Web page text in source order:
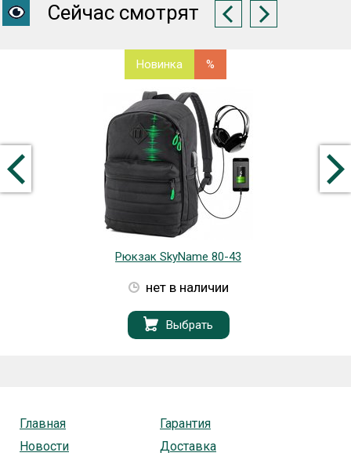
Сейчас смотрят
Новинка %
Рюкзак SkyName 80-43
нет в наличии
Выбрать
Главная
Гарантия
Новости
Доставка